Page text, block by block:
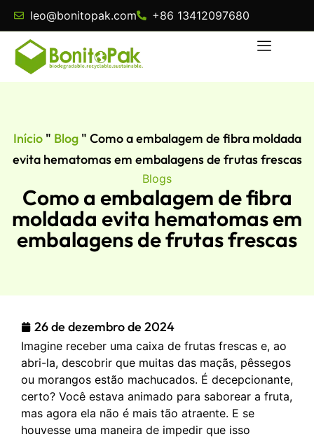
leo@bonitopak.com +86 13412097680
Início" Blog" Como a embalagem de fibra moldada
evita hematomas em embalagens de frutas frescas
Blogs
Como a embalagem de fibra
moldada evita hematomas em
embalagens de frutas frescas
26 de dezembro de 2024
Imagine receber uma caixa de frutas frescas e, ao
abri-la, descobrir que muitas das maçãs, pêssegos
ou morangos estão machucados. É decepcionante,
certo? Você estava animado para saborear a fruta,
mas agora ela não é mais tão atraente. E se
houvesse uma maneira de impedir que isso